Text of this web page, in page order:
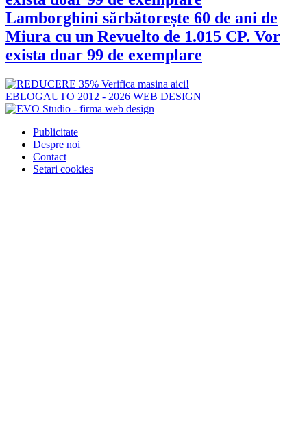
Lamborghini sărbătorește 60 de ani de
Miura cu un Revuelto de 1.015 CP. Vor
exista doar 99 de exemplare
EBLOGAUTO 2012 - 2026 WEB DESIGN
Publicitate
Despre noi
Contact
Setari cookies